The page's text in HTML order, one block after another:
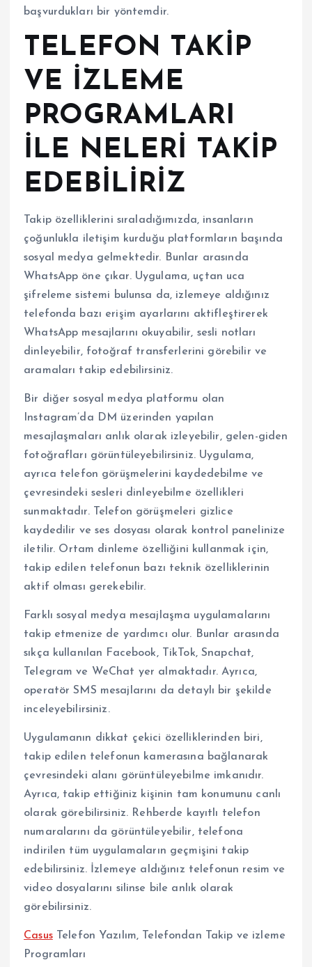
başvurdukları bir yöntemdir.
TELEFON TAKİP
VE İZLEME
PROGRAMLARI
İLE NELERİ TAKİP
EDEBİLİRİZ
Takip özelliklerini sıraladığımızda, insanların
çoğunlukla iletişim kurduğu platformların başında
sosyal medya gelmektedir. Bunlar arasında
WhatsApp öne çıkar. Uygulama, uçtan uca
şifreleme sistemi bulunsa da, izlemeye aldığınız
telefonda bazı erişim ayarlarını aktifleştirerek
WhatsApp mesajlarını okuyabilir, sesli notları
dinleyebilir, fotoğraf transferlerini görebilir ve
aramaları takip edebilirsiniz.
Bir diğer sosyal medya platformu olan
Instagram’da DM üzerinden yapılan
mesajlaşmaları anlık olarak izleyebilir, gelen-giden
fotoğrafları görüntüleyebilirsiniz. Uygulama,
ayrıca telefon görüşmelerini kaydedebilme ve
çevresindeki sesleri dinleyebilme özellikleri
sunmaktadır. Telefon görüşmeleri gizlice
kaydedilir ve ses dosyası olarak kontrol panelinize
iletilir. Ortam dinleme özelliğini kullanmak için,
takip edilen telefonun bazı teknik özelliklerinin
aktif olması gerekebilir.
Farklı sosyal medya mesajlaşma uygulamalarını
takip etmenize de yardımcı olur. Bunlar arasında
sıkça kullanılan Facebook, TikTok, Snapchat,
Telegram ve WeChat yer almaktadır. Ayrıca,
operatör SMS mesajlarını da detaylı bir şekilde
inceleyebilirsiniz.
Uygulamanın dikkat çekici özelliklerinden biri,
takip edilen telefonun kamerasına bağlanarak
çevresindeki alanı görüntüleyebilme imkanıdır.
Ayrıca, takip ettiğiniz kişinin tam konumunu canlı
olarak görebilirsiniz. Rehberde kayıtlı telefon
numaralarını da görüntüleyebilir, telefona
indirilen tüm uygulamaların geçmişini takip
edebilirsiniz. İzlemeye aldığınız telefonun resim ve
video dosyalarını silinse bile anlık olarak
görebilirsiniz.
CasusTelefon Yazılım, Telefondan Takip ve izleme
Programları